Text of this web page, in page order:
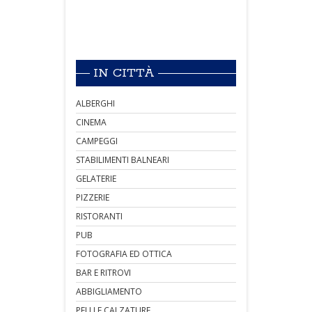
IN CITTÀ
ALBERGHI
CINEMA
CAMPEGGI
STABILIMENTI BALNEARI
GELATERIE
PIZZERIE
RISTORANTI
PUB
FOTOGRAFIA ED OTTICA
BAR E RITROVI
ABBIGLIAMENTO